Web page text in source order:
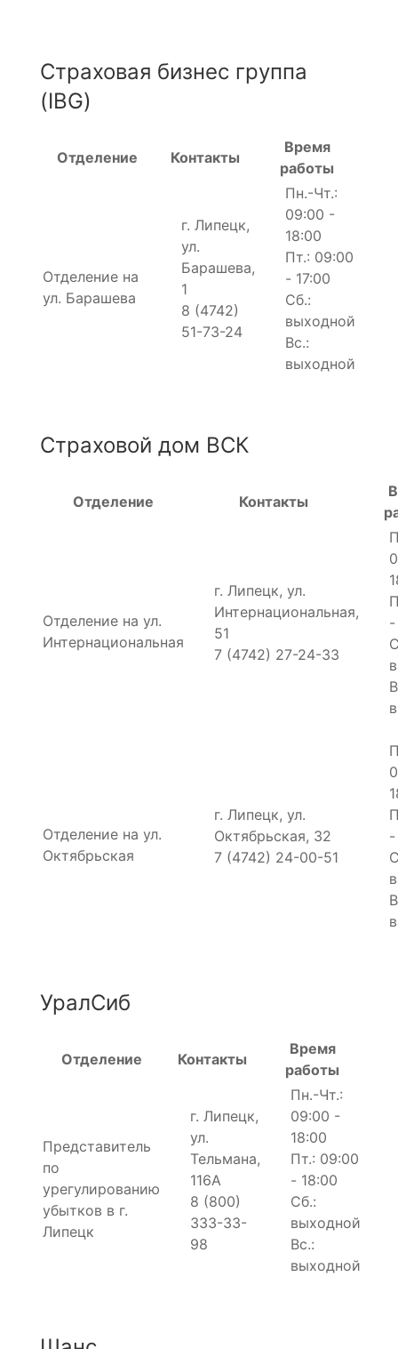
Страховая бизнес группа
(IBG)
Отделение Контакты
Время
работы
Отделение на
ул. Барашева
г. Липецк,
ул.
Барашева,
1
8 (4742)
51-73-24
Пн.-Чт.:
09:00 -
18:00
Пт.: 09:00
- 17:00
Сб.:
выходной
Вс.:
выходной
Страховой дом ВСК
Отделение Контакты
Отделение на ул.
Интернациональная
г. Липецк, ул.
Интернациональная,
51
7 (4742) 27-24-33
-
Отделение на ул.
Октябрьская
г. Липецк, ул.
Октябрьская, 32
7 (4742) 24-00-51
-
УралСиб
Отделение Контакты
Время
работы
Представитель
по
урегулированию
убытков в г.
Липецк
г. Липецк,
ул.
Тельмана,
116А
8 (800)
333-33-
98
Пн.-Чт.:
09:00 -
18:00
Пт.: 09:00
- 18:00
Сб.:
выходной
Вс.:
выходной